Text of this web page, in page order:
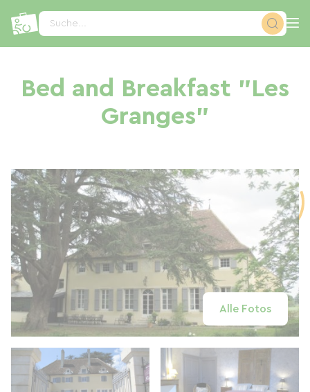
Suche...
Bed and Breakfast "Les
Granges"
Alle Fotos
Cookie-Einstellungen